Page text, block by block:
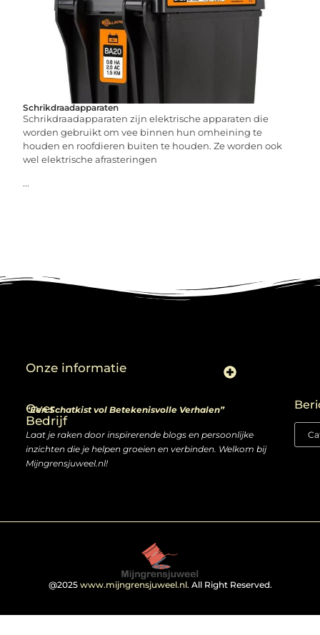
Schrikdraadapparaten
Schrikdraadapparaten zijn elektrische apparaten die
worden gebruikt om vee binnen hun omheining te
houden en roofdieren buiten te houden. Ze worden ook
wel elektrische afrasteringen
...
Over
Bedrijf
“Een Schatkist vol Betekenisvolle Verhalen”
Laat je raken door inspirerende blogs en persoonlijke
inzichten die je helpen groeien en verbinden. Welkom bij
Mijngrensjuweel.nl!
Onze informatie
@2025 www.mijngrensjuweel.nl. All Right Reserved.